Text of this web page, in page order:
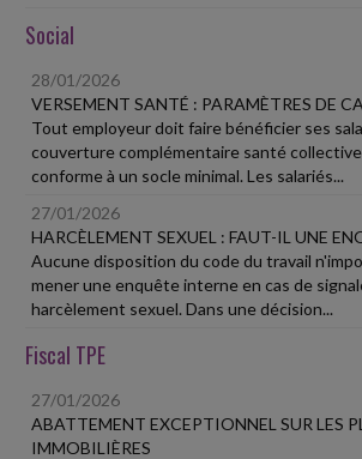
Social
28/01/2026
VERSEMENT SANTÉ : PARAMÈTRES DE
Tout employeur doit faire bénéficier ses
couverture complémentaire santé
conforme à un socle minimal. Les salariés...
27/01/2026
HARCÈLEMENT SEXUEL : FAUT-IL UNE
Aucune disposition du code du travail
mener une enquête interne en cas de
harcèlement sexuel. Dans une décision...
Fiscal TPE
27/01/2026
ABATTEMENT EXCEPTIONNEL SUR LES
IMMOBILIÈRES